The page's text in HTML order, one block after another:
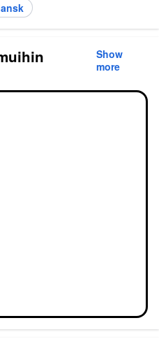
Show
more